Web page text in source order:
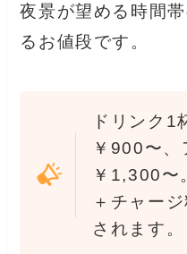
夜景が望める時間
るお値段です。
ドリンク1
￥900〜、
￥1,300〜
＋チャー
されます。